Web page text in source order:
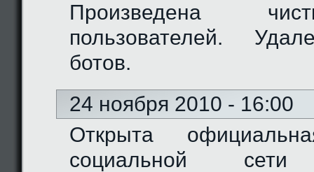
Произведена
пользователей.
ботов.
24 ноября 2010 - 16:00
Открыта
социальной сети